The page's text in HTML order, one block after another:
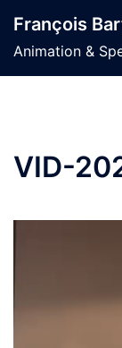
au
contenu
François
Animation &
VID-